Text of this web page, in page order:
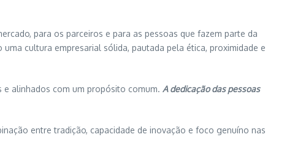
para os parceiros e para as pessoas que fazem parte da
cultura empresarial sólida, pautada pela ética, proximidade e
alinhados com um propósito comum. A dedicação das pessoas
entre tradição, capacidade de inovação e foco genuíno nas